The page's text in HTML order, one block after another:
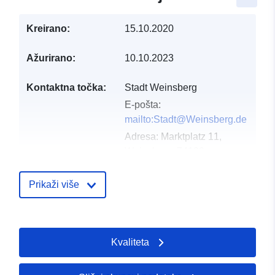
Kreirano: 15.10.2020
Ažurirano: 10.10.2023
Kontaktna točka:
Stadt Weinsberg
E-pošta:
mailto:Stadt@Weinsberg.de
Adresa: Marktplatz 11,
Kataloški
Dodano u data.europa.eu: 21
2026
Ažurirano na temelju
Prikaži više
Kvaliteta